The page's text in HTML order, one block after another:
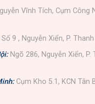
Vĩnh Tích, Cụm Công
Số 9 , Nguyễn Xiển, P.
Ngõ 286, Nguyễn Xiển, P.
Cụm Kho 5.1, KCN Tân